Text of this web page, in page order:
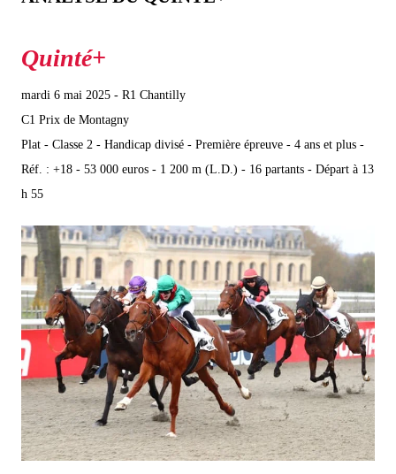
mardi 6 mai 2025 - R1 Chantilly
C1 Prix de Montagny
Plat - Classe 2 - Handicap divisé - Première épreuve - 4 ans et plus -
Réf. : +18 - 53 000 euros - 1 200 m (L.D.) - 16 partants - Départ à 13
h 55